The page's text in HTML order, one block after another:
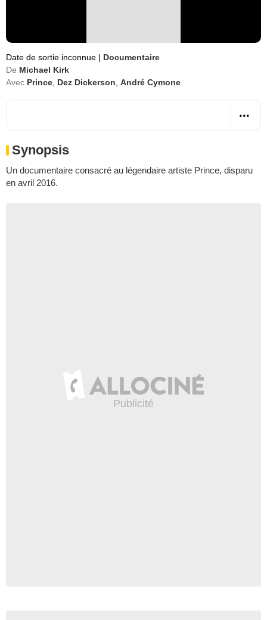
Date de sortie inconnue | Documentaire
De Michael Kirk
Avec Prince Dez Dickerson André Cymone
Synopsis
Un documentaire consacré au légendaire artiste Prince, disparu
en avril 2016.